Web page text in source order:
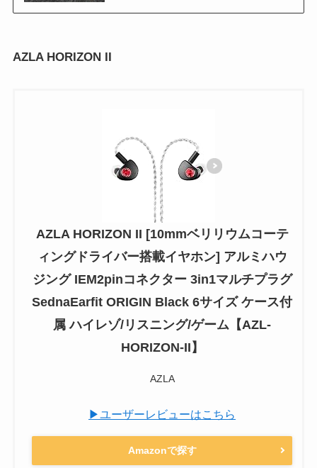
AZLA HORIZON II
AZLA HORIZON II [10mmベリリウムコーテ
ィングドライバー搭載イヤホン] アルミハウ
ジング IEM2pinコネクター 3in1マルチプラグ
SednaEarfit ORIGIN Black 6サイズ ケース付
属 ハイレゾ/リスニング/ゲーム【AZL-
HORIZON-II】
AZLA
▶ユーザーレビューはこちら
Amazonで探す